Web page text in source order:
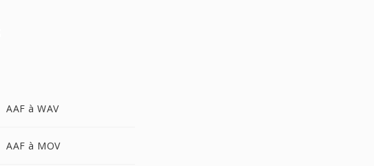
AAF à WAV
AAF à MOV